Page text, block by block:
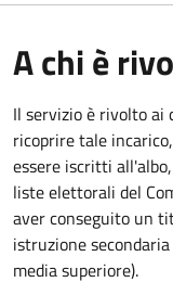
A chi è
Il servizio è rivolto
ricoprire tale
essere iscritti
liste elettorali del
aver conseguito un
istruzione
media superiore).